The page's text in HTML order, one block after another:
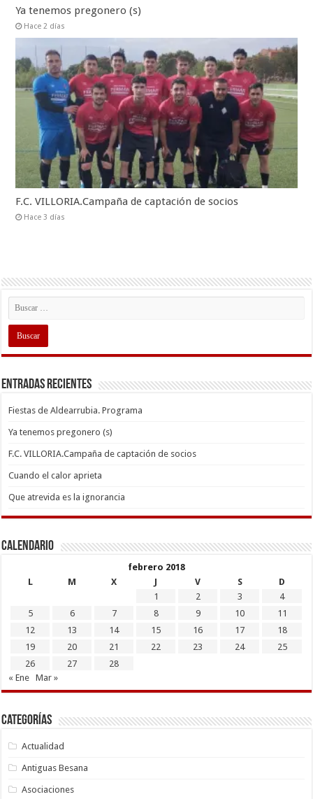
Ya tenemos pregonero (s)
Hace 2 días
F.C. VILLORIA.Campaña de captación de socios
Hace 3 días
Entradas recientes
Fiestas de Aldearrubia. Programa
Ya tenemos pregonero (s)
F.C. VILLORIA.Campaña de captación de socios
Cuando el calor aprieta
Que atrevida es la ignorancia
Calendario
febrero 2018
L
M X J V S
D
1
2 3
4
5
6 7 8 9 10
11
12
13 14 15 16 17
18
19
20 21 22 23 24
25
26
27
28
« Ene
Mar »
Categorías
Actualidad
Antiguas Besana
Asociaciones